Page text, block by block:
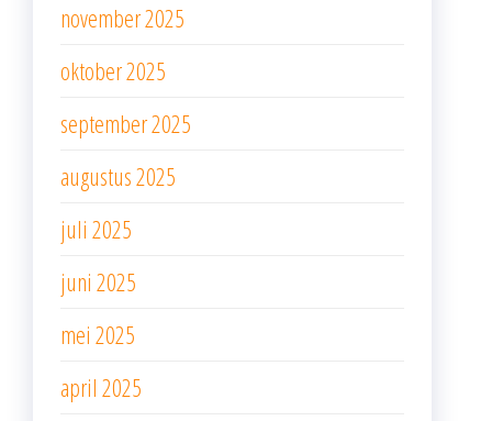
november 2025
oktober 2025
september 2025
augustus 2025
juli 2025
juni 2025
mei 2025
april 2025